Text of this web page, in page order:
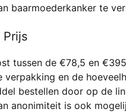
baarmoederkanker te
Prijs
tussen de €78,5 en
verpakking en de
bestellen door op de
anonimiteit is ook